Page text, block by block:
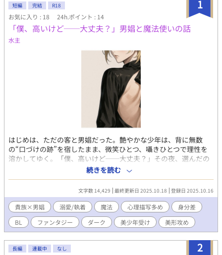
1
短編 完結 R18
お気に入り : 18 24h.ポイント : 14
「僕、高いけど──大丈夫？」男娼と魔法使いの話
水主
はじめは、ただの客と男娼だった。艶やかな少年は、背に無数
の“口づけの跡”を宿したまま、微笑ひとつ、囁きひとつで理性を
溶かしてゆく。「僕、高いけど──大丈夫？」その夜、選んだの
は私だった。 けれど、選ばれていたのは、私のほうだった。 ✦ 美
貌の魔術師 × 訳あり魔性少年 ✦ 一夜の出会いから始まる、執着
と愛の物語 ✦ 第1話〜第3話は濃密なR展開 ✦ 身分差・孤独・過去
の影が絡み合う、耽美で暗い愛の行方 ✦ 他サイトにも掲載中
続きを読む
文字数 14,429 最終更新日 2025.10.18 登録日 2025.10.16
貴族×男娼 溺愛/執着 魔法 心理描写多め
身分差
BL
ファンタジー ダーク 美少年受け 美形攻め
2
長編 連載中 なし